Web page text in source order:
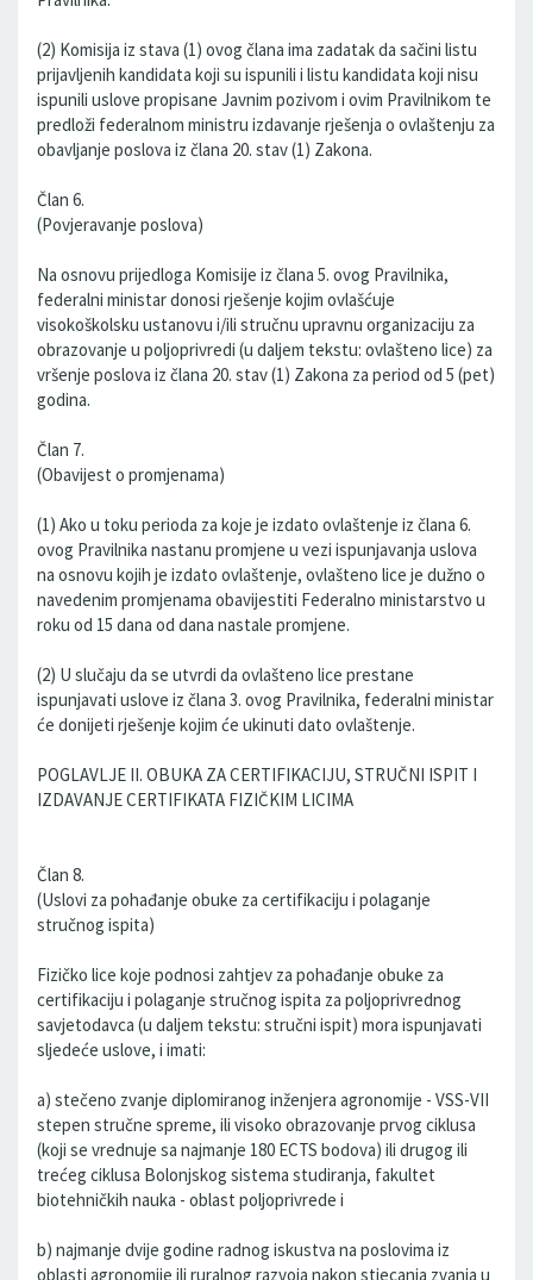
(2) Komisija iz stava (1) ovog člana ima zadatak da sačini listu
prijavljenih kandidata koji su ispunili i listu kandidata koji nisu
ispunili uslove propisane Javnim pozivom i ovim Pravilnikom te
predloži federalnom ministru izdavanje rješenja o ovlaštenju za
obavljanje poslova iz člana 20. stav (1) Zakona.
Član 6.
(Povjeravanje poslova)
Na osnovu prijedloga Komisije iz člana 5. ovog Pravilnika,
federalni ministar donosi rješenje kojim ovlašćuje
visokoškolsku ustanovu i/ili stručnu upravnu organizaciju za
obrazovanje u poljoprivredi (u daljem tekstu: ovlašteno lice) za
vršenje poslova iz člana 20. stav (1) Zakona za period od 5 (pet)
godina.
Član 7.
(Obavijest o promjenama)
(1) Ako u toku perioda za koje je izdato ovlaštenje iz člana 6.
ovog Pravilnika nastanu promjene u vezi ispunjavanja uslova
na osnovu kojih je izdato ovlaštenje, ovlašteno lice je dužno o
navedenim promjenama obavijestiti Federalno ministarstvo u
roku od 15 dana od dana nastale promjene.
(2) U slučaju da se utvrdi da ovlašteno lice prestane
ispunjavati uslove iz člana 3. ovog Pravilnika, federalni ministar
će donijeti rješenje kojim će ukinuti dato ovlaštenje.
POGLAVLJE II. OBUKA ZA CERTIFIKACIJU, STRUČNI ISPIT I
IZDAVANJE CERTIFIKATA FIZIČKIM LICIMA
Član 8.
(Uslovi za pohađanje obuke za certifikaciju i polaganje
stručnog ispita)
Fizičko lice koje podnosi zahtjev za pohađanje obuke za
certifikaciju i polaganje stručnog ispita za poljoprivrednog
savjetodavca (u daljem tekstu: stručni ispit) mora ispunjavati
sljedeće uslove, i imati:
a) stečeno zvanje diplomiranog inženjera agronomije - VSS-VII
stepen stručne spreme, ili visoko obrazovanje prvog ciklusa
(koji se vrednuje sa najmanje 180 ECTS bodova) ili drugog ili
trećeg ciklusa Bolonjskog sistema studiranja, fakultet
biotehničkih nauka - oblast poljoprivrede i
b) najmanje dvije godine radnog iskustva na poslovima iz
oblasti agronomije ili ruralnog razvoja nakon stjecanja zvanja u